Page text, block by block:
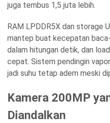
juga tembus 1,5 juta lebih.
RAM LPDDR5X dan storage
mantep buat kecepatan
dalam hitungan detik, dan
cepat. Sistem pendingin
jadi suhu tetap adem meski
Kamera 200MP
Diandalkan